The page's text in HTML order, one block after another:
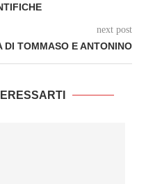
next post
DI TOMMASO E ANTONINO